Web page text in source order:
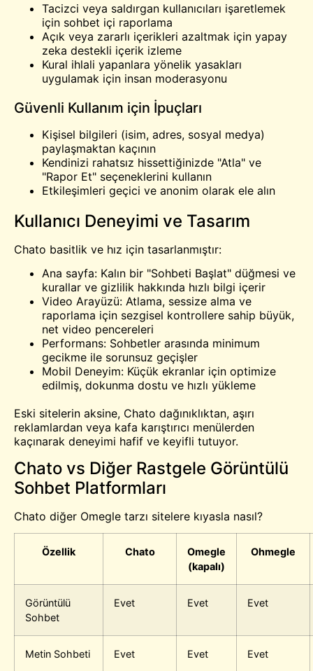
Tacizci veya saldırgan kullanıcıları işaretlemek
için sohbet içi raporlama
Açık veya zararlı içerikleri azaltmak için yapay
zeka destekli içerik izleme
Kural ihlali yapanlara yönelik yasakları
uygulamak için insan moderasyonu
Güvenli Kullanım için İpuçları
Kişisel bilgileri (isim, adres, sosyal medya)
paylaşmaktan kaçının
Kendinizi rahatsız hissettiğinizde "Atla" ve
"Rapor Et" seçeneklerini kullanın
Etkileşimleri geçici ve anonim olarak ele alın
Kullanıcı Deneyimi ve Tasarım
Chato basitlik ve hız için tasarlanmıştır:
Ana sayfa: Kalın bir "Sohbeti Başlat" düğmesi ve
kurallar ve gizlilik hakkında hızlı bilgi içerir
Video Arayüzü: Atlama, sessize alma ve
raporlama için sezgisel kontrollere sahip büyük,
net video pencereleri
Performans: Sohbetler arasında minimum
gecikme ile sorunsuz geçişler
Mobil Deneyim: Küçük ekranlar için optimize
edilmiş, dokunma dostu ve hızlı yükleme
Eski sitelerin aksine, Chato dağınıklıktan, aşırı
reklamlardan veya kafa karıştırıcı menülerden
kaçınarak deneyimi hafif ve keyifli tutuyor.
Chato vs Diğer Rastgele Görüntülü
Sohbet Platformları
Chato diğer Omegle tarzı sitelere kıyasla nasıl?
Özellik Chato
Omegle
(kapalı)
Ohmegle
Görüntülü
Sohbet
Evet Evet Evet
Metin Sohbeti Evet Evet Evet